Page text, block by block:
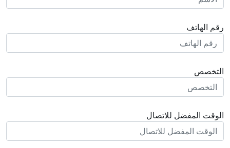
رقم الهاتف
التخصص
الوقت المفضل للاتصال